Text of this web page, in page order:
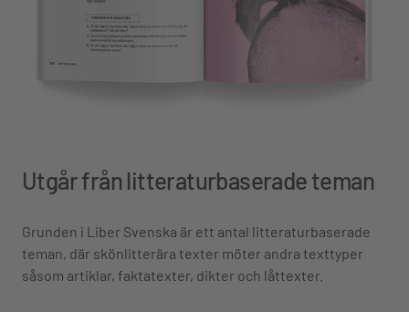
Utgår från litteraturbaserade teman
Grunden i Liber Svenska är ett antal litteraturbaserade
teman, där skönlitterära texter möter andra texttyper
såsom artiklar, faktatexter, dikter och låttexter.